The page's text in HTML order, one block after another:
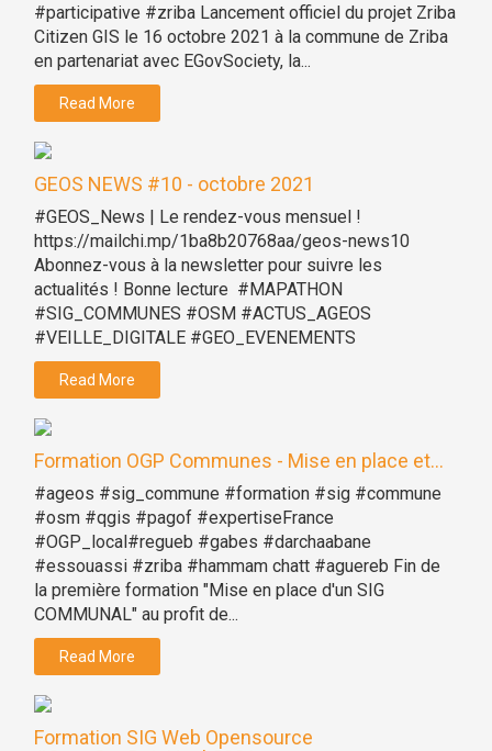
#participative #zriba Lancement officiel du projet Zriba
Citizen GIS le 16 octobre 2021 à la commune de Zriba
en partenariat avec EGovSociety, la...
Read More
GEOS NEWS #10 - octobre 2021
#GEOS_News | Le rendez-vous mensuel !
https://mailchi.mp/1ba8b20768aa/geos-news10
Abonnez-vous à la newsletter pour suivre les
actualités ! Bonne lecture #MAPATHON
#SIG_COMMUNES #OSM #ACTUS_AGEOS
#VEILLE_DIGITALE #GEO_EVENEMENTS
Read More
Formation OGP Communes - Mise en place et...
#ageos #sig_commune #formation #sig #commune
#osm #qgis #pagof #expertiseFrance
#OGP_local#regueb #gabes #darchaabane
#essouassi #zriba #hammam chatt #aguereb Fin de
la première formation "Mise en place d'un SIG
COMMUNAL" au profit de...
Read More
Formation SIG Web Opensource